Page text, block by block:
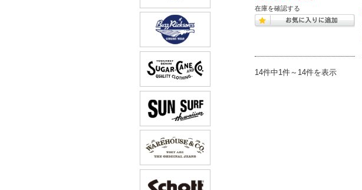
在庫を確認する
14件中1件～14件を表示